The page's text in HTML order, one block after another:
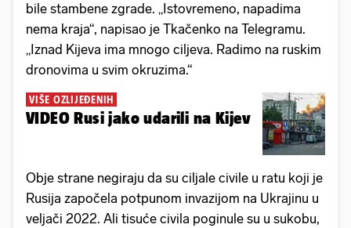
bile stambene zgrade. „Istovremeno, napadima
nema kraja“, napisao je Tkačenko na Telegramu.
„Iznad Kijeva ima mnogo ciljeva. Radimo na ruskim
dronovima u svim okruzima.“
VIŠE OZLIJEĐENIH
VIDEO Rusi jako udarili na Kijev
Obje strane negiraju da su ciljale civile u ratu koji je
Rusija započela potpunom invazijom na Ukrajinu u
veljači 2022. Ali tisuće civila poginule su u sukobu,